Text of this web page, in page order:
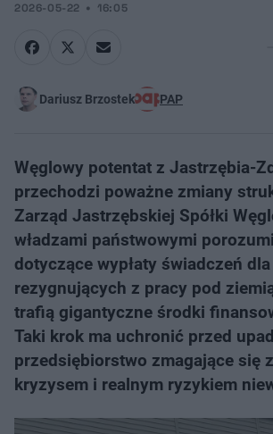
2026-05-22 16:05
Dariusz Brzostek PAP
Węglowy potentat z Jastrzębia-
przechodzi poważne zmiany
Zarząd Jastrzębskiej Spółki
władzami państwowymi
dotyczące wypłaty świadczeń
rezygnujących z pracy pod
trafią gigantyczne środki
Taki krok ma uchronić przed
przedsiębiorstwo zmagające się
kryzysem i realnym ryzykiem